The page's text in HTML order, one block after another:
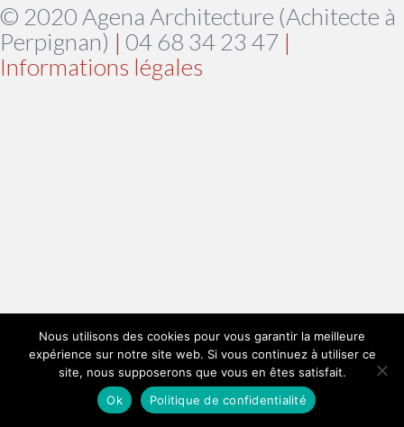
© 2020 Agena Architecture (Achitecte à
Perpignan) | 04 68 34 23 47 |
Informations légales
Nous utilisons des cookies pour vous garantir la meilleure
expérience sur notre site web. Si vous continuez à utiliser ce
site, nous supposerons que vous en êtes satisfait.
Ok
Politique de confidentialité